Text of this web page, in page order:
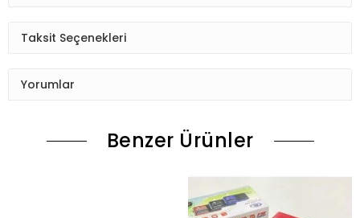
Taksit Seçenekleri
Yorumlar
Benzer Ürünler